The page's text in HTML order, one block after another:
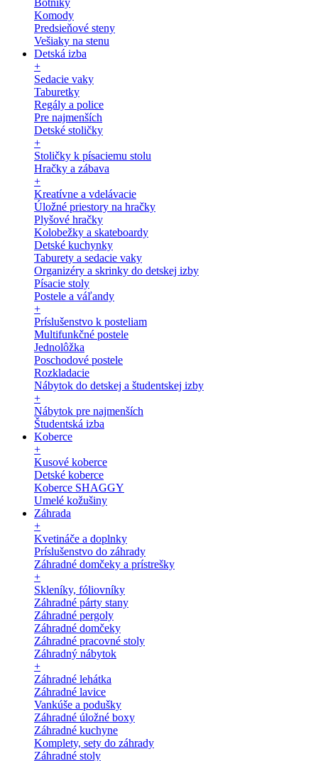
Botníky
Komody
Predsieňové steny
Vešiaky na stenu
Detská izba
+
Sedacie vaky
Taburetky
Regály a police
Pre najmenších
Detské stoličky
+
Stoličky k písaciemu stolu
Hračky a zábava
+
Kreatívne a vdelávacie
Úložné priestory na hračky
Plyšové hračky
Kolobežky a skateboardy
Detské kuchynky
Taburety a sedacie vaky
Organizéry a skrinky do detskej izby
Písacie stoly
Postele a váľandy
+
Príslušenstvo k posteliam
Multifunkčné postele
Jednolôžka
Poschodové postele
Rozkladacie
Nábytok do detskej a študentskej izby
+
Nábytok pre najmenších
Študentská izba
Koberce
+
Kusové koberce
Detské koberce
Koberce SHAGGY
Umelé kožušiny
Záhrada
+
Kvetináče a doplnky
Príslušenstvo do záhrady
Záhradné domčeky a prístrešky
+
Skleníky, fóliovníky
Záhradné párty stany
Záhradné pergoly
Záhradné domčeky
Záhradné pracovné stoly
Záhradný nábytok
+
Záhradné lehátka
Záhradné lavice
Vankúše a podušky
Záhradné úložné boxy
Záhradné kuchyne
Komplety, sety do záhrady
Záhradné stoly